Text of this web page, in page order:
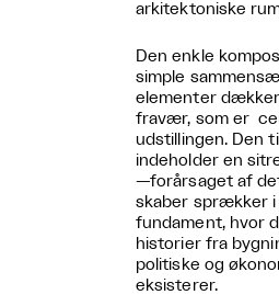
arkitektoniske
Den enkle
simple
elementer
fravær, som er
udstillingen. Den
indeholder en
—forårsaget af
skaber sprækker i
fundament, hvor
historier fra
politiske og
eksisterer.